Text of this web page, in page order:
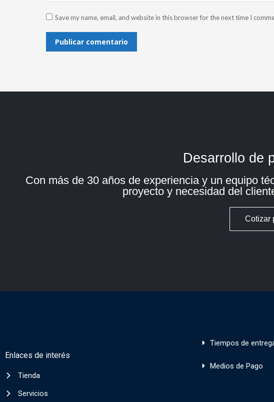
Save my name, email, and website in this browser for the next time I
Publicar comentario
Desarrollo de
Con más de 30 años de experiencia y un equipo
proyecto y necesidad del
Cotizar
Enlaces de interés
Tienda
Servicios
Tiempos de
Medios de Pago